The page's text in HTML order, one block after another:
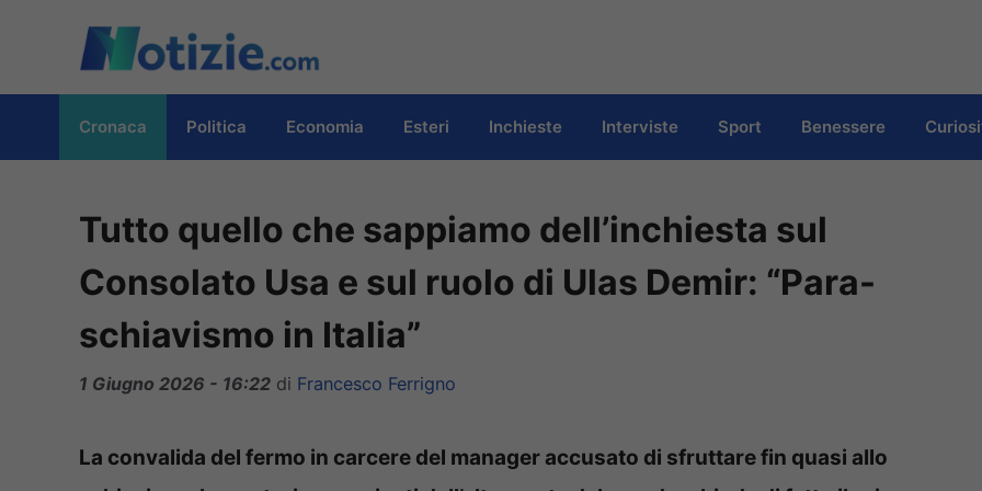
contenuto
Cronaca Politica Economia Esteri Inchieste Interviste Sport Benessere
Tutto quello che sappiamo dell’inchiesta sul
Consolato Usa e sul ruolo di Ulas Demir: “Para-
schiavismo in Italia”
1 Giugno 2026 - 16:22 di Francesco Ferrigno
La convalida del fermo in carcere del manager accusato di sfruttare fin quasi allo